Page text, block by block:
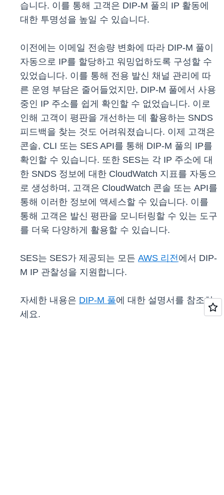
습니다. 이를 통해 고객은 DIP-M 풀의 IP 활동에
대한 투명성을 높일 수 있습니다.
이전에는 이메일 전송량 변화에 따라 DIP-M 풀이
자동으로 IP를 할당하고 워밍업하도록 구성할 수
있었습니다. 이를 통해 전용 발신 채널 관리에 따
른 운영 부담은 줄어들었지만, DIP-M 풀에서 사용
중인 IP 주소를 쉽게 확인할 수 없었습니다. 이로
인해 고객이 평판을 개선하는 데 활용하는 SNDS
피드백을 찾는 것도 어려워졌습니다. 이제 고객은
콘솔, CLI 또는 SES API를 통해 DIP-M 풀의 IP를
확인할 수 있습니다. 또한 SES는 각 IP 주소에 대
한 SNDS 정보에 대한 CloudWatch 지표를 자동으
로 생성하며, 고객은 CloudWatch 콘솔 또는 API를
통해 이러한 정보에 액세스할 수 있습니다. 이를
통해 고객은 발신 평판을 모니터링할 수 있는 도구
를 더욱 다양하게 활용할 수 있습니다.
SES는 SES가 제공되는 모든 AWS 리전에서 DIP-
M IP 관찰성을 지원합니다.
자세한 내용은 DIP-M 풀에 대한 설명서를 참조하
세요.